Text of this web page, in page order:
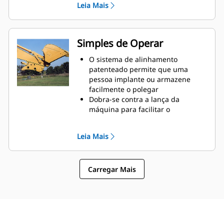
Obtenha o melhor polegar para
suas tarefas. Com três
configurações de dentes, selecione
a melhor opção para um cabo
largo ou estreito e tempos de
centralização mais curtos para
posicionar a lança durante o
transporte.
Gerenciar várias acessórios de
uma frota é mais fácil com um
sistema acoplador. Os modelos de
de Engate Rápido Cat, permitindo
que máquinas de tamanhos
semelhantes compartilhem
polegares e outros acessórios.
Leia Mais
Simples de Operar
O sistema de alinhamento
patenteado permite que uma
pessoa implante ou armazene
facilmente o polegar
Dobra-se contra a lança da
máquina para facilitar o
Instalação, manutenção e
operação em geral fácil tornam os
polegares uma opção de
propriedade e operação mais
simples e acessível do que as
Leia Mais
Carregar Mais